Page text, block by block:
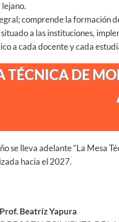
comprende la formación
a las instituciones,
a cada docente y cada
TÉCNICA DE
se lleva adelante “La Mesa
hacia el 2027.
Prof. Beatríz Yapura